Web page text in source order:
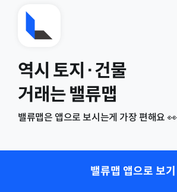
역시 토지·건물
거래는 밸류맵
밸류맵은 앱으로 보시는게 가장 편해요 👀
밸류맵 앱으로 보기